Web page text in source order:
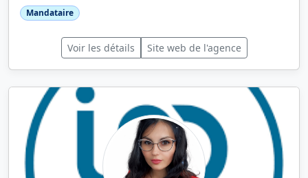
Mandataire
Voir les détails Site web de l'agence